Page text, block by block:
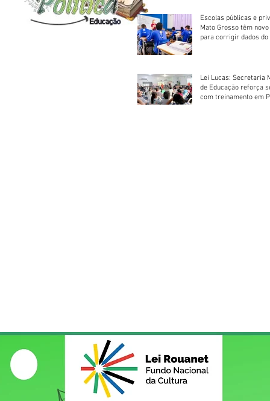
Escolas públicas e
Mato Grosso têm
para corrigir dados do
Lei Lucas: Secretaria
de Educação reforça
com treinamento em